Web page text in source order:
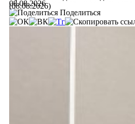
(08.08.2026)
08.08.2026
Поделиться